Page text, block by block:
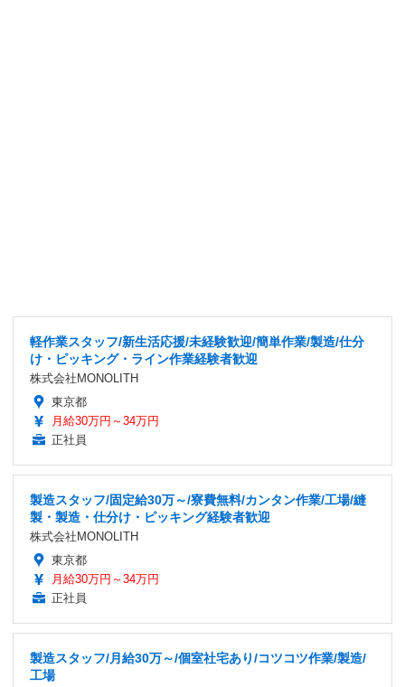
軽作業スタッフ/新生活応援/未経験歓迎/簡単作業/製造/仕分
け・ピッキング・ライン作業経験者歓迎
株式会社MONOLITH
東京都
月給30万円～34万円
正社員
製造スタッフ/固定給30万～/寮費無料/カンタン作業/工場/縫
製・製造・仕分け・ピッキング経験者歓迎
株式会社MONOLITH
東京都
月給30万円～34万円
正社員
製造スタッフ/月給30万～/個室社宅あり/コツコツ作業/製造/
工場